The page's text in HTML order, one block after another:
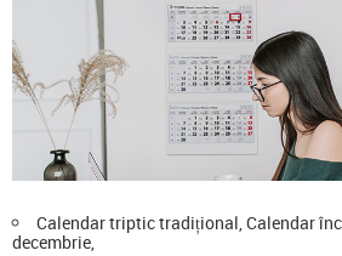
Calendar triptic tradițional, Calendar
decembrie,